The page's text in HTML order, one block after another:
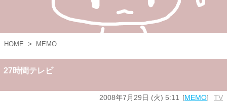
HOME > MEMO
27時間テレビ
2008年7月29日 (火) 5:11 MEMO TV